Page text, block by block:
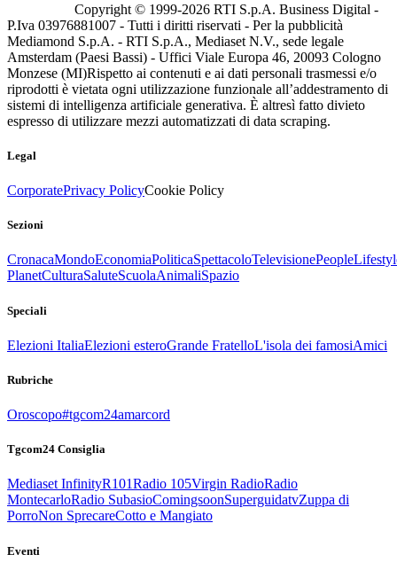
Copyright © 1999-2026 RTI S.p.A. Business Digital -
P.Iva 03976881007 - Tutti i diritti riservati - Per la pubblicità
Mediamond S.p.A. - RTI S.p.A., Mediaset N.V., sede legale
Amsterdam (Paesi Bassi) - Uffici Viale Europa 46, 20093 Cologno
Monzese (MI)Rispetto ai contenuti e ai dati personali trasmessi e/o
riprodotti è vietata ogni utilizzazione funzionale all’addestramento di
sistemi di intelligenza artificiale generativa. È altresì fatto divieto
espresso di utilizzare mezzi automatizzati di data scraping.
Legal
CorporatePrivacy PolicyCookie Policy
Sezioni
CronacaMondoEconomiaPoliticaSpettacoloTelevisionePeople
PlanetCulturaSaluteScuolaAnimaliSpazio
Speciali
Elezioni ItaliaElezioni esteroGrande FratelloL'isola dei famosiAmici
Rubriche
Oroscopo#tgcom24amarcord
Tgcom24 Consiglia
Mediaset InfinityR101Radio 105Virgin RadioRadio
MontecarloRadio SubasioComingsoonSuperguidatvZuppa di
PorroNon SprecareCotto e Mangiato
Eventi